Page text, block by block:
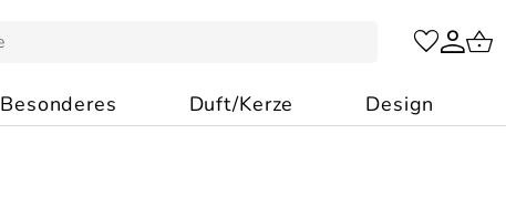
Besonderes Duft/Kerze Design